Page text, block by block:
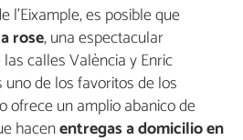
l'Eixample, es posible que
rose, una espectacular
calles València y Enric
de los favoritos de los
ofrece un amplio abanico de
hacenentregas a domicilio en